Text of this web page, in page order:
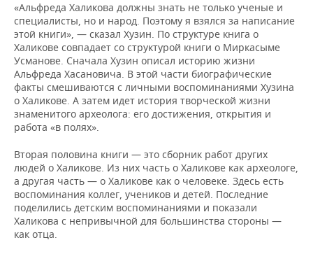
«Альфреда Халикова должны знать не только ученые и
специалисты, но и народ. Поэтому я взялся за написание
этой книги», — сказал Хузин. По структуре книга о
Халикове совпадает со структурой книги о Миркасыме
Усманове. Сначала Хузин описал историю жизни
Альфреда Хасановича. В этой части биографические
факты смешиваются с личными воспоминаниями Хузина
о Халикове. А затем идет история творческой жизни
знаменитого археолога: его достижения, открытия и
работа «в полях».
Вторая половина книги — это сборник работ других
людей о Халикове. Из них часть о Халикове как археологе,
а другая часть — о Халикове как о человеке. Здесь есть
воспоминания коллег, учеников и детей. Последние
поделились детским воспоминаниями и показали
Халикова с непривычной для большинства стороны —
как отца.